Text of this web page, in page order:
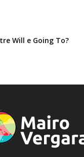
Will e Going To?